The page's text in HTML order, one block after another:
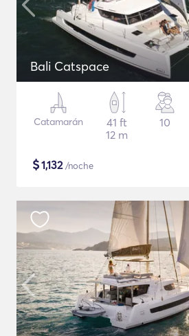
Bali Catspace
Catamarán
41 ft
12 m
10
$1,132/noche